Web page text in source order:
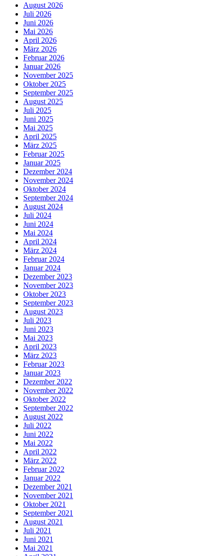
August 2026
Juli 2026
Juni 2026
Mai 2026
April 2026
März 2026
Februar 2026
Januar 2026
November 2025
Oktober 2025
September 2025
August 2025
Juli 2025
Juni 2025
Mai 2025
April 2025
März 2025
Februar 2025
Januar 2025
Dezember 2024
November 2024
Oktober 2024
September 2024
August 2024
Juli 2024
Juni 2024
Mai 2024
April 2024
März 2024
Februar 2024
Januar 2024
Dezember 2023
November 2023
Oktober 2023
September 2023
August 2023
Juli 2023
Juni 2023
Mai 2023
April 2023
März 2023
Februar 2023
Januar 2023
Dezember 2022
November 2022
Oktober 2022
September 2022
August 2022
Juli 2022
Juni 2022
Mai 2022
April 2022
März 2022
Februar 2022
Januar 2022
Dezember 2021
November 2021
Oktober 2021
September 2021
August 2021
Juli 2021
Juni 2021
Mai 2021